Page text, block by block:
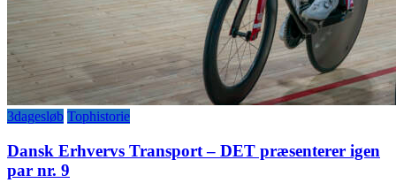
3dagesløb Tophistorie
Dansk Erhvervs Transport – DET præsenterer igen
par nr. 9